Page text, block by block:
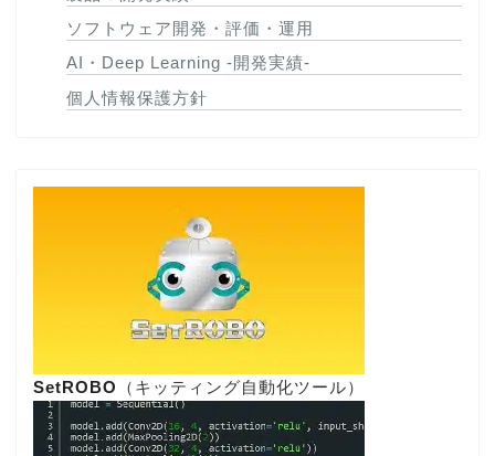
ソフトウェア開発・評価・運用
AI・Deep Learning -開発実績-
個人情報保護方針
SetROBO （キッティング自動化ツール）